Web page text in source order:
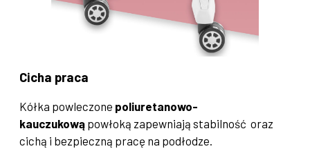
Cicha praca
Kółka powleczone poliuretanowo-
kauczukową powłoką zapewniają stabilność oraz
cichą i bezpieczną pracę na podłodze.